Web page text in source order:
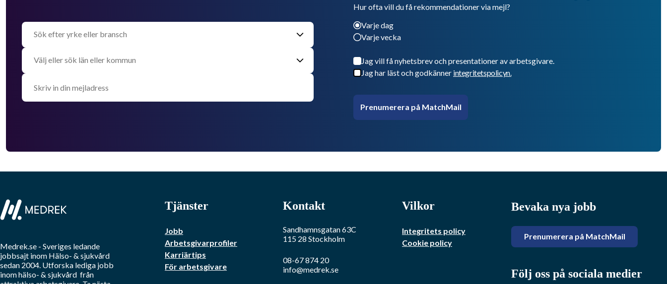
Hur ofta vill du få rekommendationer via mejl?
Varje dag
Varje vecka
Jag vill få nyhetsbrev och presentationer av arbetsgivare.
Jag har läst och godkänner integritetspolicyn.
Prenumerera på MatchMail
Medrek.se - Sveriges ledande
jobbsajt inom Hälso- & sjukvård
sedan 2004. Utforska lediga jobb
inomhälso- & sjukvård från
Tjänster
Jobb
Arbetsgivarprofiler
Karriärtips
För arbetsgivare
Kontakt
Sandhamnsgatan 63C
115 28 Stockholm
08-67 874 20
info@medrek.se
Vilkor
Integritets policy
Cookie policy
Bevaka nya jobb
Prenumerera på MatchMail
Följ oss på sociala medier